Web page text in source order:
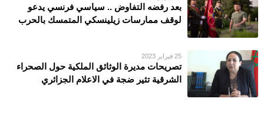
بعد رفضه التفاوض .. سياسي فرنسي يدعو
لوقف ممارسات زيلينسكي المتمسك بالحرب
25 فبراير 2023
تصريحات مديرة الوثائق الملكية حول الصحراء
الشرقية تثير ضجة في الاعلام الجزائري